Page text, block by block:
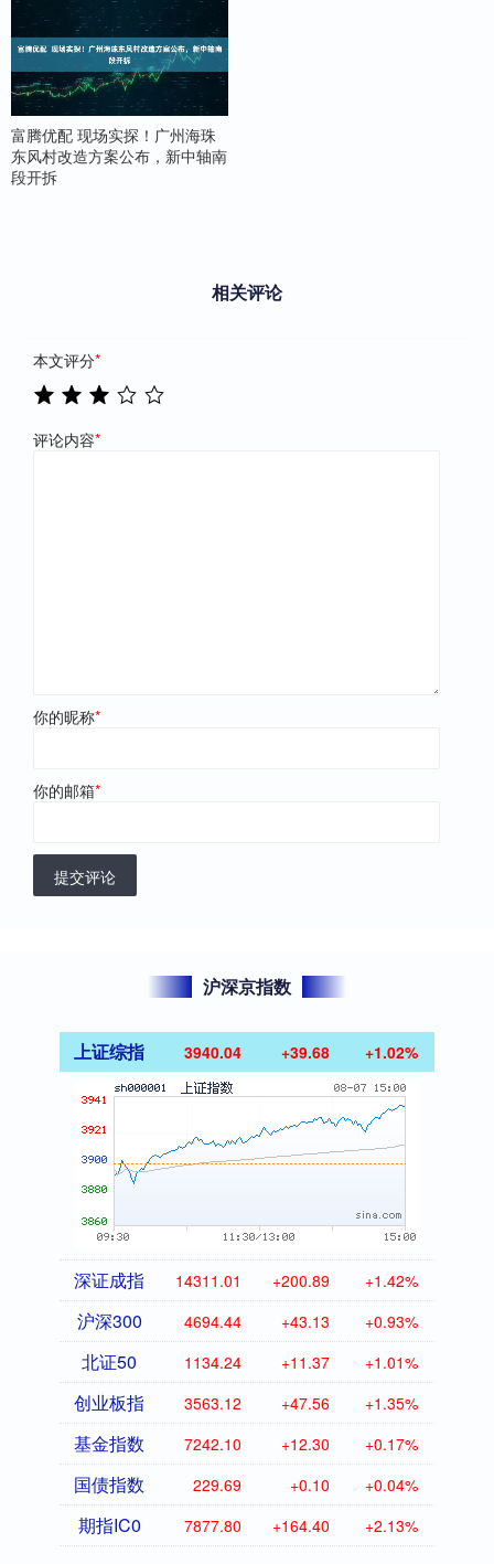
富腾优配 现场实探！广州海珠
东风村改造方案公布，新中轴南
段开拆
相关评论
本文评分*
评论内容*
你的昵称*
你的邮箱*
提交评论
沪深京指数
上证综指 3940.04 +39.68 +1.02%
深证成指 14311.01 +200.89 +1.42%
沪深300 4694.44 +43.13 +0.93%
北证50 1134.24 +11.37 +1.01%
创业板指 3563.12 +47.56 +1.35%
基金指数 7242.10 +12.30 +0.17%
国债指数 229.69 +0.10 +0.04%
期指IC0 7877.80 +164.40 +2.13%